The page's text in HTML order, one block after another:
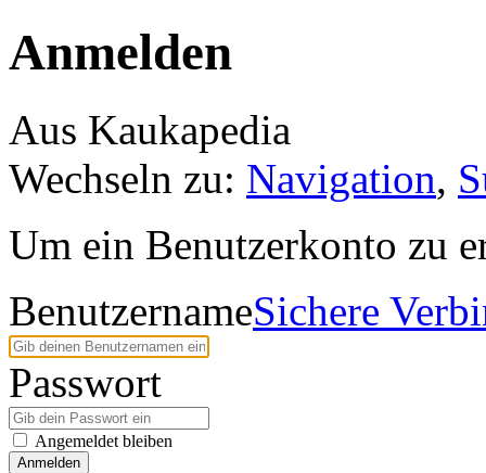
Anmelden
Aus Kaukapedia
Wechseln zu: Navigation,
Um ein Benutzerkonto zu
BenutzernameSichere
Passwort
Angemeldet bleiben
Anmelden